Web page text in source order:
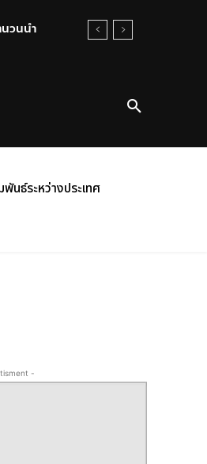
วนนำ
นธ์ระหว่างประเทศ
-